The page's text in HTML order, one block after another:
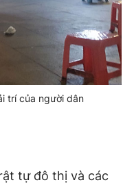
trí của người dân
tự đô thị và các